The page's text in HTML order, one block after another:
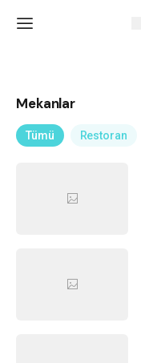
'
Mekanlar
Tümü Restoran